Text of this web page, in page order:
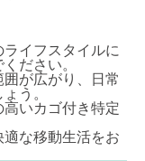
イフスタイルに
ださい。
が広がり、日常
う。
いカゴ付き特定
な移動生活をお